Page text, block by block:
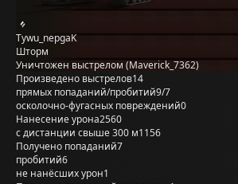
Tywu_nepgaK
Шторм
Уничтожен выстрелом (Maverick_7362)
Произведено выстрелов14
прямых попаданий/пробитий9/7
осколочно-фугасных повреждений0
Нанесение урона2560
с дистанции свыше 300 м1156
Получено попаданий7
пробитий6
не нанёсших урон1